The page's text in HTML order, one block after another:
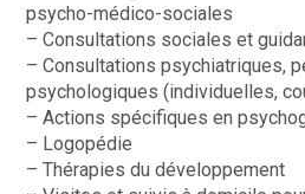
psycho-médico-sociales
– Consultations sociales et
– Consultations psychiatriques,
psychologiques (individuelles,
– Actions spécifiques en
– Logopédie
– Thérapies du développement